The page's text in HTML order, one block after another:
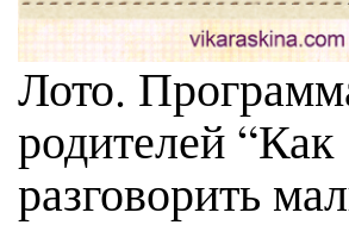
Лото.
родителей “Как
разговорить